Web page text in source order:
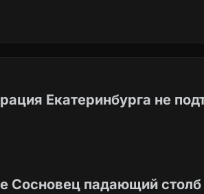
Екатеринбурга не
Сосновец падающий столб